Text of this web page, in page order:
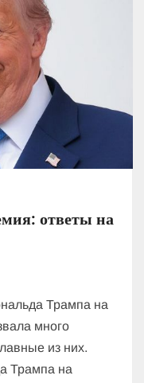
ответы на
Трампа на
много
из них.
Трампа на